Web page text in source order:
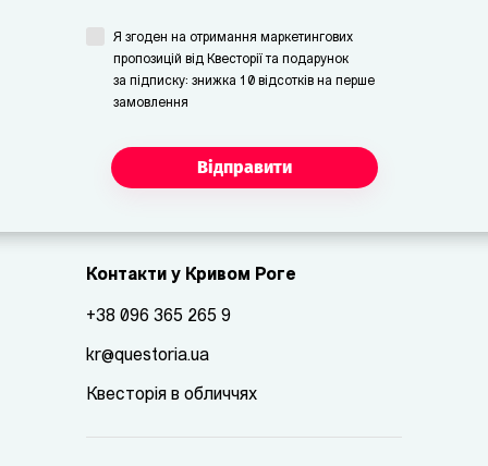
Я згоден на отримання маркетингових
пропозицій від Квесторії та подарунок
за підписку: знижка 10 відсотків на перше
замовлення
Відправити
Контакти у Кривом Роге
+38 096 365 265 9
kr@questoria.ua
Квесторія в обличчях